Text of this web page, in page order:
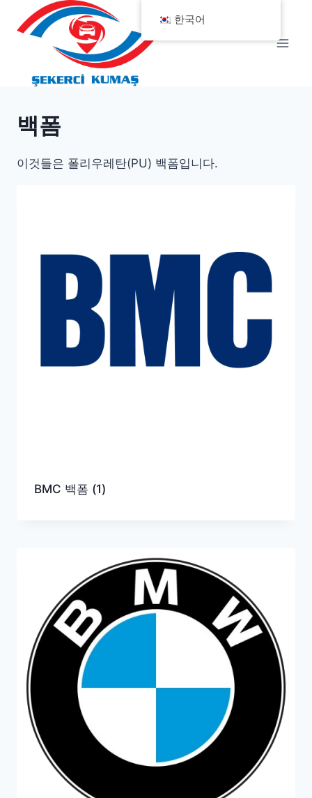
백폼
이것들은 폴리우레탄(PU) 백폼입니다.
BMC 백폼 (1)
한국어